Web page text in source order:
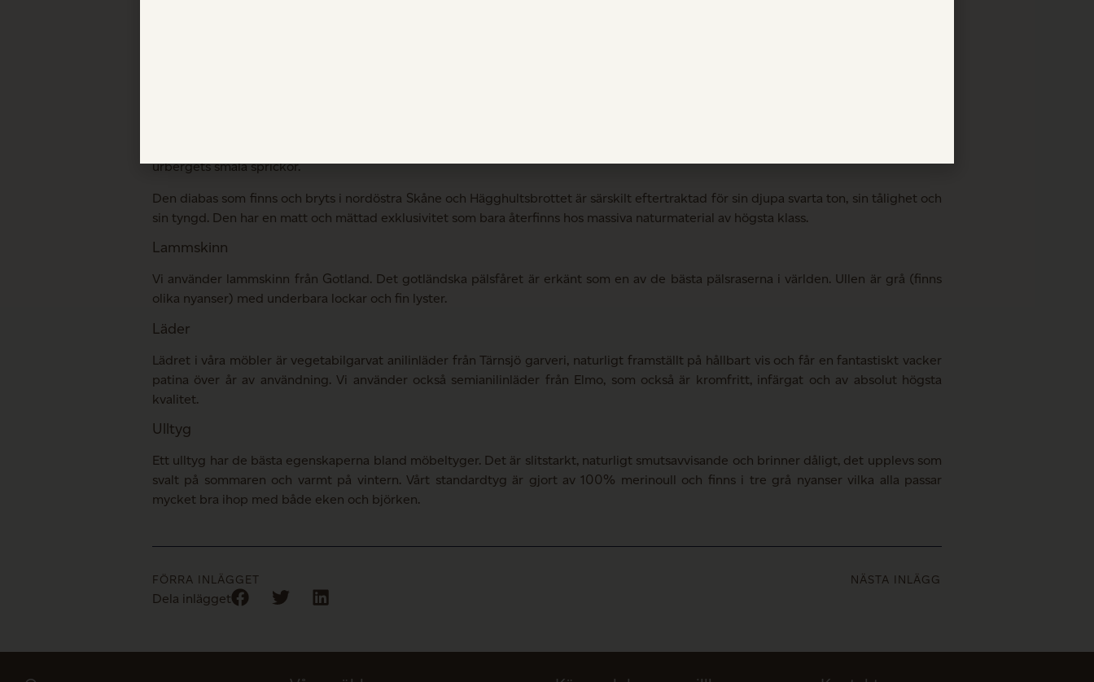
urbergets smala sprickor.
Den diabas som finns och bryts i nordöstra Skåne och Hägghultsbrottet är särskilt eftertraktad för sin djupa svarta ton, sin tålighet och
sin tyngd. Den har en matt och mättad exklusivitet som bara återfinns hos massiva naturmaterial av högsta klass.
Lammskinn
Vi använder lammskinn från Gotland. Det gotländska pälsfåret är erkänt som en av de bästa pälsraserna i världen. Ullen är grå (finns
olika nyanser) med underbara lockar och fin lyster.
Läder
Lädret i våra möbler är vegetabilgarvat anilinläder från Tärnsjö garveri, naturligt framställt på hållbart vis och får en fantastiskt vacker
patina över år av användning. Vi använder också semianilinläder från Elmo, som också är kromfritt, infärgat och av absolut högsta
kvalitet.
Ulltyg
Ett ulltyg har de bästa egenskaperna bland möbeltyger. Det är slitstarkt, naturligt smutsavvisande och brinner dåligt, det upplevs som
svalt på sommaren och varmt på vintern. Vårt standardtyg är gjort av 100% merinoull och finns i tre grå nyanser vilka alla passar
mycket bra ihop med både eken och björken.
FÖRRA INLÄGGET NÄSTA INLÄGG
Dela inlägget